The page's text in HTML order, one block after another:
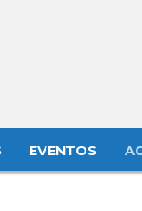
EVENTOS